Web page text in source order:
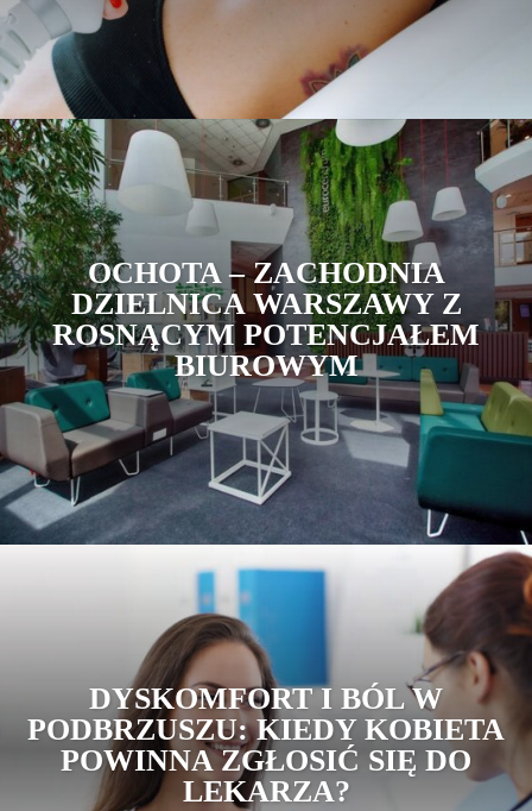
OCHOTA – ZACHODNIA
DZIELNICA WARSZAWY Z
ROSNĄCYM POTENCJAŁEM
BIUROWYM
DYSKOMFORT I BÓL W
PODBRZUSZU: KIEDY KOBIETA
POWINNA ZGŁOSIĆ SIĘ DO
LEKARZA?